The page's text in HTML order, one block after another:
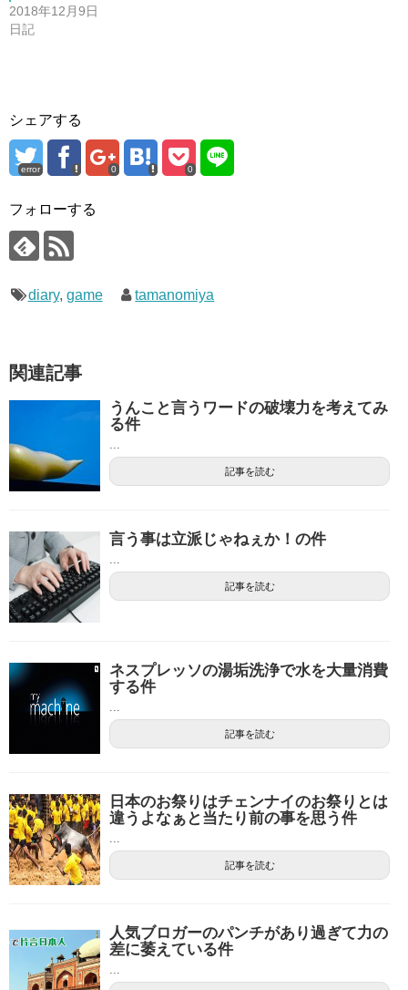
き
ま
2018年12月9日
日記
シェアする
error 0 0
フォローする
diary, game tamanomiya
関連記事
うんこと言うワードの破壊力を考えてみ
る件
...
記事を読む
言う事は立派じゃねぇか！の件
...
記事を読む
ネスプレッソの湯垢洗浄で水を大量消費
する件
...
記事を読む
日本のお祭りはチェンナイのお祭りとは
違うよなぁと当たり前の事を思う件
...
記事を読む
人気ブロガーのパンチがあり過ぎて力の
差に萎えている件
...